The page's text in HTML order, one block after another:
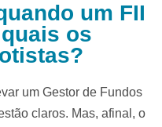
um FII
os
um Gestor de Fundos
claros. Mas, afinal, o